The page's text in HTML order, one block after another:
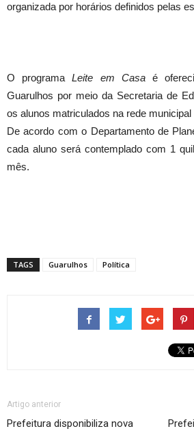
organizada por horários definidos pelas
O programaLeite em Casaé
Guarulhos por meio da Secretaria de
os alunos matriculados na rede
De acordo com o Departamento de
cada aluno será contemplado com 1
mês.
TAGS Guarulhos Política
Artigo anterior
Prefeitura disponibiliza nova